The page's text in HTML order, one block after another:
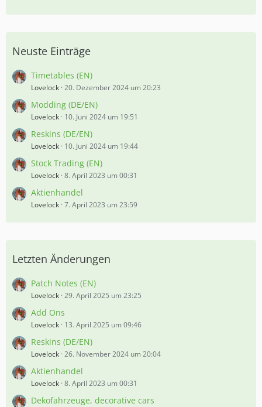
Neuste Einträge
Timetables (EN)
Lovelock 20. Dezember 2024 um 20:23
Modding (DE/EN)
Lovelock 10. Juni 2024 um 19:51
Reskins (DE/EN)
Lovelock 10. Juni 2024 um 19:44
Stock Trading (EN)
Lovelock 8. April 2023 um 00:31
Aktienhandel
Lovelock 7. April 2023 um 23:59
Letzten Änderungen
Patch Notes (EN)
Lovelock 29. April 2025 um 23:25
Add Ons
Lovelock 13. April 2025 um 09:46
Reskins (DE/EN)
Lovelock 26. November 2024 um 20:04
Aktienhandel
Lovelock 8. April 2023 um 00:31
Dekofahrzeuge, decorative cars